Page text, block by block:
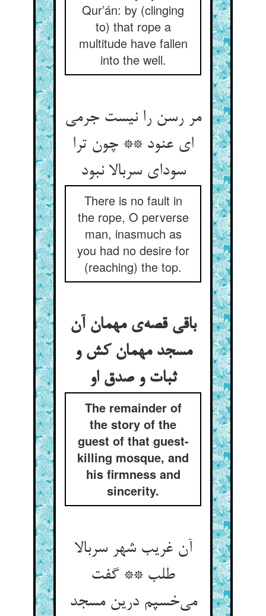
Qur’án: by (clinging
to) that rope a
multitude have fallen
into the well.
مر رسن را نیست جرمی
ای عنود ** چون ترا
سودای سربالا نبود
There is no fault in
the rope, O perverse
man, inasmuch as
you had no desire for
(reaching) the top.
باقی قصه‌ی مهمان آن
مسجد مهمان کش و
ثبات و صدق او
The remainder of
the story of the
guest of that guest-
killing mosque, and
his firmness and
sincerity.
آن غریب شهر سربالا
طلب ** گفت
می‌خسپم درین مسجد